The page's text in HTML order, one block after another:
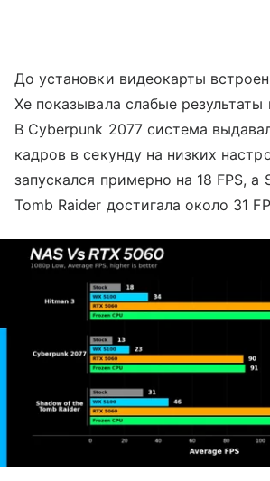
До установки видеокарты
Xe показывала слабые результаты
В Cyberpunk 2077 система
кадров в секунду на низких
запускался примерно на 18 FPS, а
Tomb Raider достигала около 31